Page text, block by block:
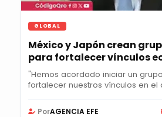
GLOBAL
México y Japón crean
para fortalecer vínculos
"Hemos acordado iniciar un
fortalecer nuestros vínculos en el
PorAGENCIA EFE